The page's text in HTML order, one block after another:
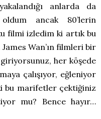
anlarda da
ancak 80’lerin
filmi izledim ki artık bu
Wan’ın filmleri bir
her köşede
çalışıyor, eğleniyor
bu marifetler çektiğiniz
mu? Bence hayır…